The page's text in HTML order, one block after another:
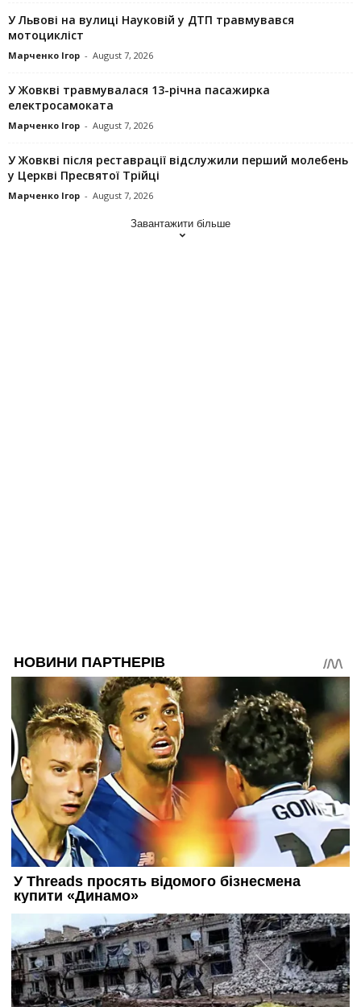
У Львові на вулиці Науковій у ДТП травмувався
мотоцикліст
Марченко Ігор - August 7, 2026
У Жовкві травмувалася 13-річна пасажирка
електросамоката
Марченко Ігор - August 7, 2026
У Жовкві після реставрації відслужили перший молебень
у Церкві Пресвятої Трійці
Марченко Ігор - August 7, 2026
Завантажити більше